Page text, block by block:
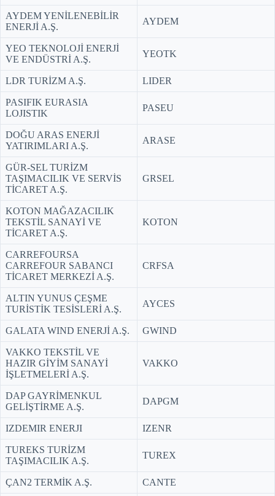
AYDEM YENİLENEBİLİR
ENERJİ A.Ş.
AYDEM
YEO TEKNOLOJİ ENERJİ
VE ENDÜSTRİ A.Ş.
YEOTK
LDR TURİZM A.Ş. LIDER
PASIFIK EURASIA
LOJISTIK
PASEU
DOĞU ARAS ENERJİ
YATIRIMLARI A.Ş.
ARASE
GÜR-SEL TURİZM
TAŞIMACILIK VE SERVİS
TİCARET A.Ş.
GRSEL
KOTON MAĞAZACILIK
TEKSTİL SANAYİ VE
TİCARET A.Ş.
KOTON
CARREFOURSA
CARREFOUR SABANCI
TİCARET MERKEZİ A.Ş.
CRFSA
ALTIN YUNUS ÇEŞME
TURİSTİK TESİSLERİ A.Ş.
AYCES
GALATA WIND ENERJİ A.Ş. GWIND
VAKKO TEKSTİL VE
HAZIR GİYİM SANAYİ
İŞLETMELERİ A.Ş.
VAKKO
DAP GAYRİMENKUL
GELİŞTİRME A.Ş.
DAPGM
IZDEMIR ENERJI IZENR
TUREKS TURİZM
TAŞIMACILIK A.Ş.
TUREX
ÇAN2 TERMİK A.Ş. CANTE